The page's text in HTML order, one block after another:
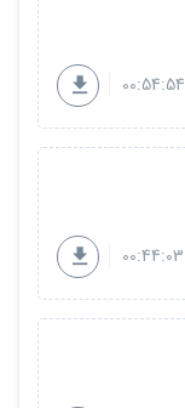
00:54:54
00:44:03